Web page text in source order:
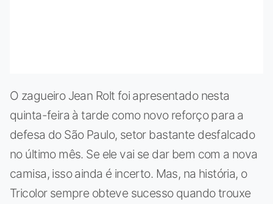
O zagueiro Jean Rolt foi apresentado nesta
quinta-feira à tarde como novo reforço para a
defesa do São Paulo, setor bastante desfalcado
no último mês. Se ele vai se dar bem com a nova
camisa, isso ainda é incerto. Mas, na história, o
Tricolor sempre obteve sucesso quando trouxe